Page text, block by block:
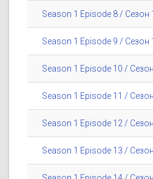
Season 1 Episode 8 / Сезон
Season 1 Episode 9 / Сезон
Season 1 Episode 10 /
Season 1 Episode 11 /
Season 1 Episode 12 /
Season 1 Episode 13 /